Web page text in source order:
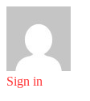
Sign in